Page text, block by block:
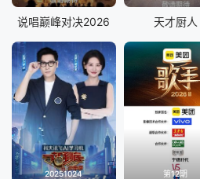
说唱巅峰对决2026 天才厨人
20251024 第12期